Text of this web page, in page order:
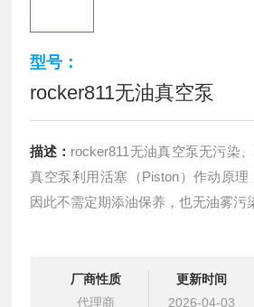
型号：
rocker811无油真空泵
描述： rocker811无油真空泵无污染、免保养
真空泵利用活塞（Piston）作动原理
因此不需定期添油保养，也无油雾污
厂商性质
代理商
更新时间
2026-04-03